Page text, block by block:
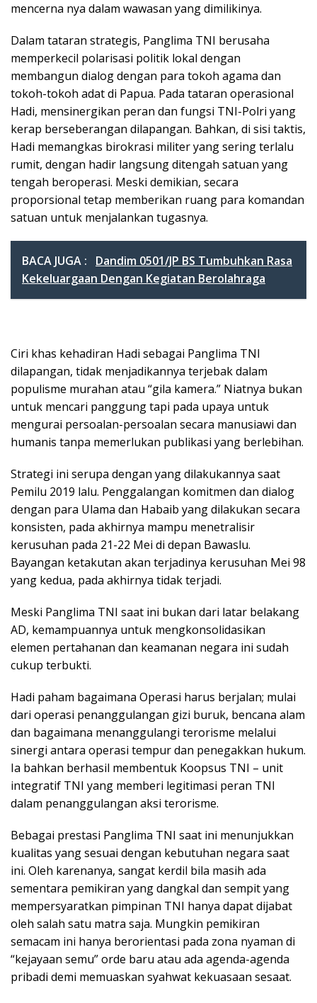
mencerna nya dalam wawasan yang dimilikinya.
Dalam tataran strategis, Panglima TNI berusaha
memperkecil polarisasi politik lokal dengan
membangun dialog dengan para tokoh agama dan
tokoh-tokoh adat di Papua. Pada tataran operasional
Hadi, mensinergikan peran dan fungsi TNI-Polri yang
kerap berseberangan dilapangan. Bahkan, di sisi taktis,
Hadi memangkas birokrasi militer yang sering terlalu
rumit, dengan hadir langsung ditengah satuan yang
tengah beroperasi. Meski demikian, secara
proporsional tetap memberikan ruang para komandan
satuan untuk menjalankan tugasnya.
BACA JUGA :
Dandim 0501/JP BS Tumbuhkan Rasa
Kekeluargaan Dengan Kegiatan Berolahraga
Ciri khas kehadiran Hadi sebagai Panglima TNI
dilapangan, tidak menjadikannya terjebak dalam
populisme murahan atau “gila kamera.” Niatnya bukan
untuk mencari panggung tapi pada upaya untuk
mengurai persoalan-persoalan secara manusiawi dan
humanis tanpa memerlukan publikasi yang berlebihan.
Strategi ini serupa dengan yang dilakukannya saat
Pemilu 2019 lalu. Penggalangan komitmen dan dialog
dengan para Ulama dan Habaib yang dilakukan secara
konsisten, pada akhirnya mampu menetralisir
kerusuhan pada 21-22 Mei di depan Bawaslu.
Bayangan ketakutan akan terjadinya kerusuhan Mei 98
yang kedua, pada akhirnya tidak terjadi.
Meski Panglima TNI saat ini bukan dari latar belakang
AD, kemampuannya untuk mengkonsolidasikan
elemen pertahanan dan keamanan negara ini sudah
cukup terbukti.
Hadi paham bagaimana Operasi harus berjalan; mulai
dari operasi penanggulangan gizi buruk, bencana alam
dan bagaimana menanggulangi terorisme melalui
sinergi antara operasi tempur dan penegakkan hukum.
Ia bahkan berhasil membentuk Koopsus TNI – unit
integratif TNI yang memberi legitimasi peran TNI
dalam penanggulangan aksi terorisme.
Bebagai prestasi Panglima TNI saat ini menunjukkan
kualitas yang sesuai dengan kebutuhan negara saat
ini. Oleh karenanya, sangat kerdil bila masih ada
sementara pemikiran yang dangkal dan sempit yang
mempersyaratkan pimpinan TNI hanya dapat dijabat
oleh salah satu matra saja. Mungkin pemikiran
semacam ini hanya berorientasi pada zona nyaman di
“kejayaan semu” orde baru atau ada agenda-agenda
pribadi demi memuaskan syahwat kekuasaan sesaat.